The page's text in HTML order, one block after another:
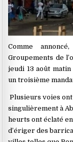
Comme
Groupements de
jeudi 13 août
un troisième
Plusieurs voies
singulièrement à
heurts ont éclaté
d’ériger des